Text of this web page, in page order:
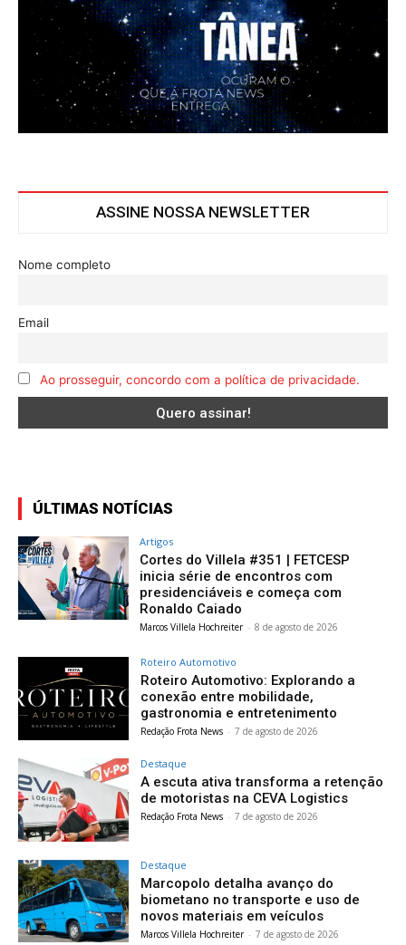
ASSINE NOSSA NEWSLETTER
Nome completo
Email
Ao prosseguir, concordo com a política de privacidade.
ÚLTIMAS NOTÍCIAS
Artigos
Cortes do Villela #351 | FETCESP
inicia série de encontros com
presidenciáveis e começa com
Ronaldo Caiado
Marcos Villela Hochreiter - 8 de agosto de 2026
Roteiro Automotivo
Roteiro Automotivo: Explorando a
conexão entre mobilidade,
gastronomia e entretenimento
Redação Frota News - 7 de agosto de 2026
Destaque
A escuta ativa transforma a retenção
de motoristas na CEVA Logistics
Redação Frota News - 7 de agosto de 2026
Destaque
Marcopolo detalha avanço do
biometano no transporte e uso de
novos materiais em veículos
Marcos Villela Hochreiter - 7 de agosto de 2026